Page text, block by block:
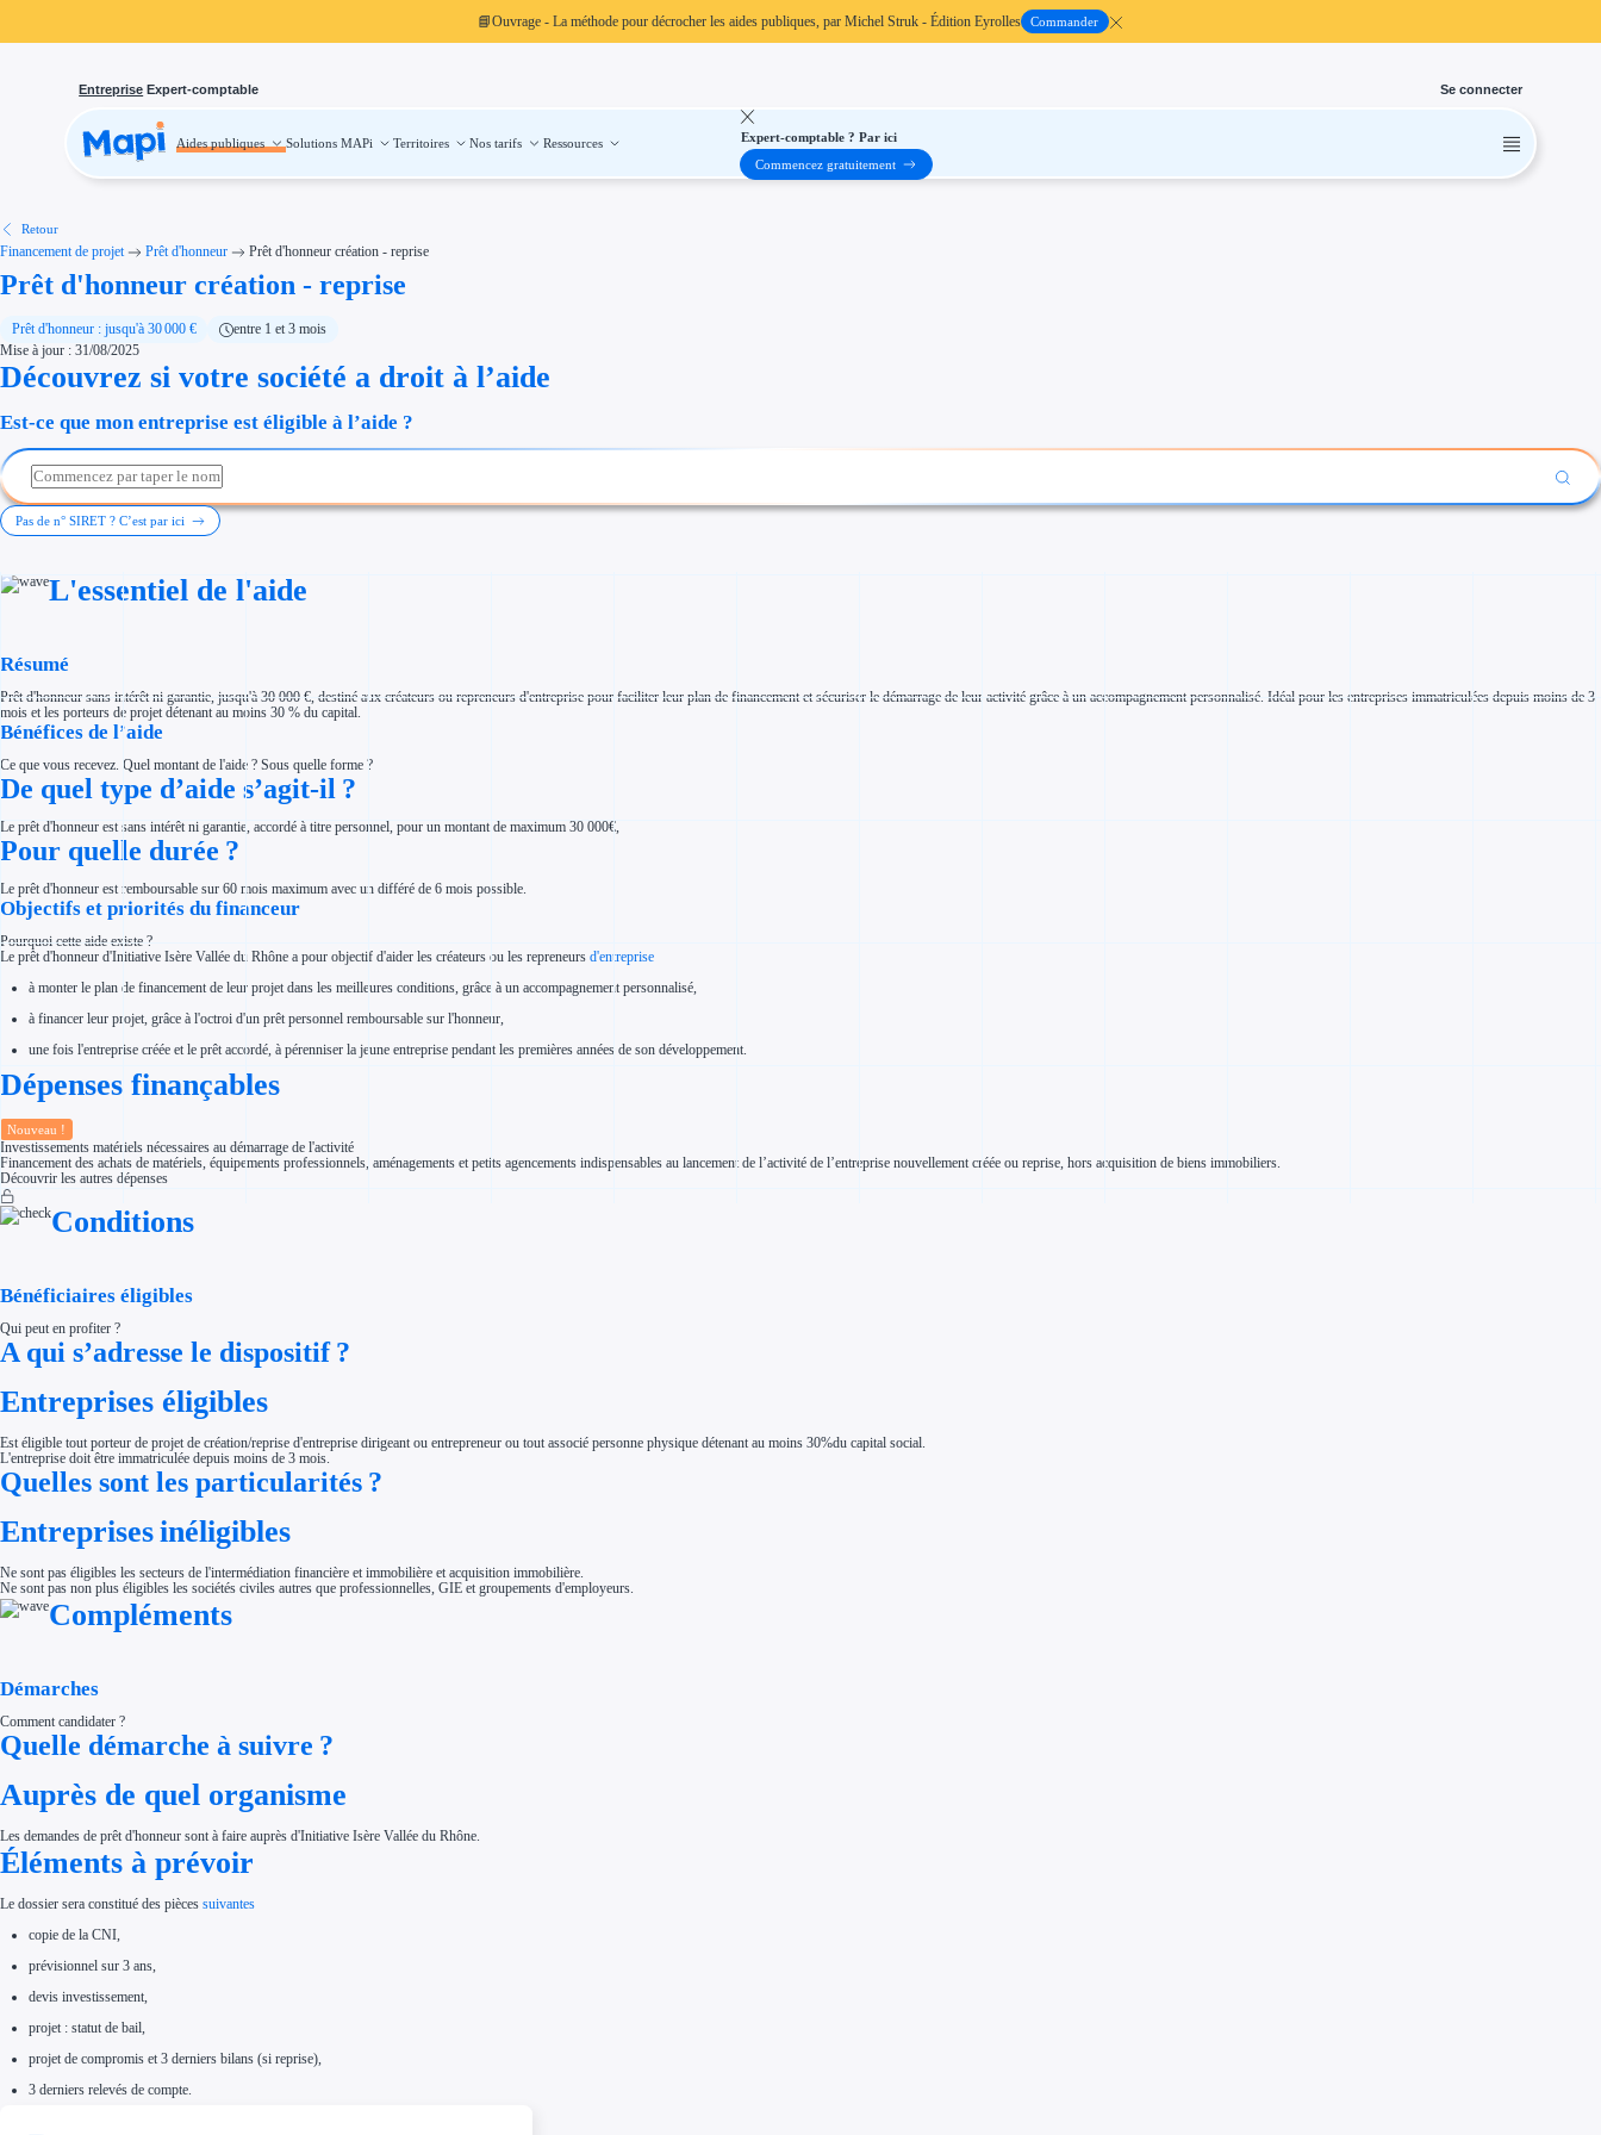
📘Ouvrage - La méthode pour décrocher les aides publiques, par Michel Struk - Édition Eyrolles Commander
Entreprise Expert-comptable Se connecter
Aides publiques Solutions MAPi Territoires Nos tarifs Ressources
Aides publiques
Investissement
Thématiques
Transition écologique
Développement international
Économies d'énergie et d'eau
Étapes de vie
Création d'entreprise
Aides Ressources Humaines
Type de financements
Réduction des coûts
Crédits & réductions d'impôt
Exonération fiscale
Avance remboursable
Garantie bancaire entreprise
Aides Bpifrance
Aides ADEME
Tous les financeurs
Solutions MAPi
Simulateur d'éligibilité
Trouvez des idées de dépenses éligibles
Quelles aides pour votre secteur ?
Ouvrage
Territoires
Régions de A à H
Aides Région Bourgogne-Franche-Comté
Aides Région Bretagne
Aides Région Centre-Val de Loire
Aides Région Corse
Aides Région Grand-Est
Aides Région Hauts-de-France
Régions de I à P
Aides Région Normandie
Aides Région Nouvelle-Aquitaine
Aides Région Pays de la Loire
Outre-mer
Accompagnement
FAQ
Blog
Nos guides
Nos partenaires
Contactez-nous
Expert-comptable ? Par ici
Commencez gratuitement
Retour
Financement de projet Prêt d'honneur Prêt d'honneur création - reprise
Prêt d'honneur création - reprise
Prêt d'honneur : jusqu'à 30 000 €
entre 1 et 3 mois
Mise à jour : 31/08/2025
Découvrez si votre société a droit à l’aide
Est-ce que mon entreprise est éligible à l’aide ?
Pas de n° SIRET ? C’est par ici
L'essentiel de l'aide
Résumé
Prêt d'honneur sans intérêt ni garantie, jusqu'à 30 000 €, destiné aux créateurs ou repreneurs d'entreprise pour faciliter leur plan de financement et sécuriser le démarrage de leur activité grâce à un accompagnement personnalisé. Idéal pour les entreprises immatriculées depuis moins de 3
mois et les porteurs de projet détenant au moins 30 % du capital.
Bénéfices de l’aide
Ce que vous recevez. Quel montant de l'aide ? Sous quelle forme ?
De quel type d’aide s’agit-il ?
Le prêt d'honneur est sans intérêt ni garantie, accordé à titre personnel, pour un montant de maximum 30 000€,
Pour quelle durée ?
Le prêt d'honneur est remboursable sur 60 mois maximum avec un différé de 6 mois possible.
Objectifs et priorités du financeur
Pourquoi cette aide existe ?
Le prêt d'honneur d'Initiative Isère Vallée du Rhône a pour objectif d'aider les créateurs ou les repreneurs d'entreprise
à monter le plan de financement de leur projet dans les meilleures conditions, grâce à un accompagnement personnalisé,
à financer leur projet, grâce à l'octroi d'un prêt personnel remboursable sur l'honneur,
une fois l'entreprise créée et le prêt accordé, à pérenniser la jeune entreprise pendant les premières années de son développement.
Dépenses finançables
Nouveau !
Investissements matériels nécessaires au démarrage de l'activité
Financement des achats de matériels, équipements professionnels, aménagements et petits agencements indispensables au lancement de l’activité de l’entreprise nouvellement créée ou reprise, hors acquisition de biens immobiliers.
Découvrir les autres dépenses
Conditions
Bénéficiaires éligibles
Qui peut en profiter ?
A qui s’adresse le dispositif ?
Entreprises éligibles
Est éligible tout porteur de projet de création/reprise d'entreprise dirigeant ou entrepreneur ou tout associé personne physique détenant au moins 30%du capital social.
L'entreprise doit être immatriculée depuis moins de 3 mois.
Quelles sont les particularités ?
Entreprises inéligibles
Ne sont pas éligibles les secteurs de l'intermédiation financière et immobilière et acquisition immobilière.
Ne sont pas non plus éligibles les sociétés civiles autres que professionnelles, GIE et groupements d'employeurs.
Compléments
Démarches
Comment candidater ?
Quelle démarche à suivre ?
Auprès de quel organisme
Les demandes de prêt d'honneur sont à faire auprès d'Initiative Isère Vallée du Rhône.
Éléments à prévoir
Le dossier sera constitué des pièces suivantes
copie de la CNI,
prévisionnel sur 3 ans,
devis investissement,
projet : statut de bail,
projet de compromis et 3 derniers bilans (si reprise),
3 derniers relevés de compte.